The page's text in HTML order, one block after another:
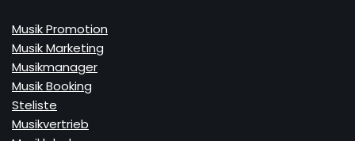
Musik Promotion
Musik Marketing
Musikmanager
Musik Booking
Steliste
Musikvertrieb